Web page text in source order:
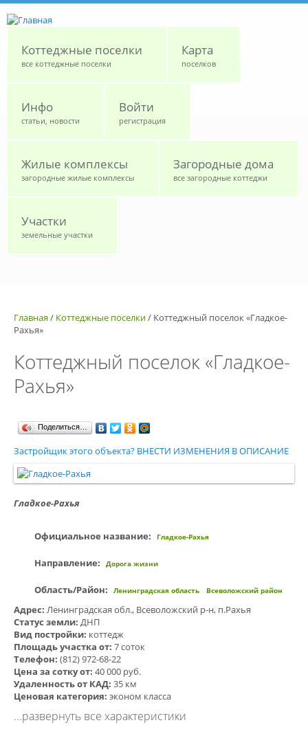
Коттеджные поселки
все коттеджные поселки
Карта
поселков
Инфо
статьи, новости
Войти
регистрация
Жилые комплексы
загородные жилые комплексы
Загородные дома
все загородные коттеджи
Участки
земельные участки
Главная / Коттеджные поселки/ Коттеджный поселок «Гладкое-
Рахья»
Коттеджный поселок «Гладкое-
Рахья»
Поделиться…
Застройщик этого объекта? ВНЕСТИ ИЗМЕНЕНИЯ В ОПИСАНИЕ
Гладкое-Рахья
Официальное название: Гладкое-Рахья
Направление: Дорога жизни
Область/Район: Ленинградская область Всеволожский район
Адрес: Ленинградская обл., Всеволожский р-н, п.Рахья
Статус земли: ДНП
Вид постройки: коттедж
Площадь участка от: 7 соток
Телефон: (812) 972-68-22
Цена за сотку от: 40 000 руб.
Удаленность от КАД: 35 км
Ценовая категория: эконом класса
...развернуть все характеристики